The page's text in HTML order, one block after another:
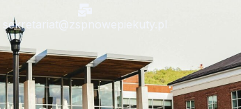
sekretariat@zspnowepiekuty.pl